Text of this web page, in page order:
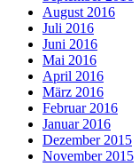
August 2016
Juli 2016
Juni 2016
Mai 2016
April 2016
März 2016
Februar 2016
Januar 2016
Dezember 2015
November 2015